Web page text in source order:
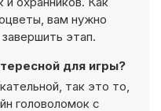
вам нужно
этап.
для игры?
так это то,
головоломок с